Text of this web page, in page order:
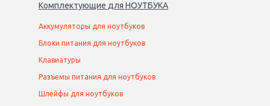
Комплектующие для НОУТБУКА
Аккумуляторы для ноутбуков
Блоки питания для ноутбуков
Клавиатуры
Разъемы питания для ноутбуков
Шлейфы для ноутбуков